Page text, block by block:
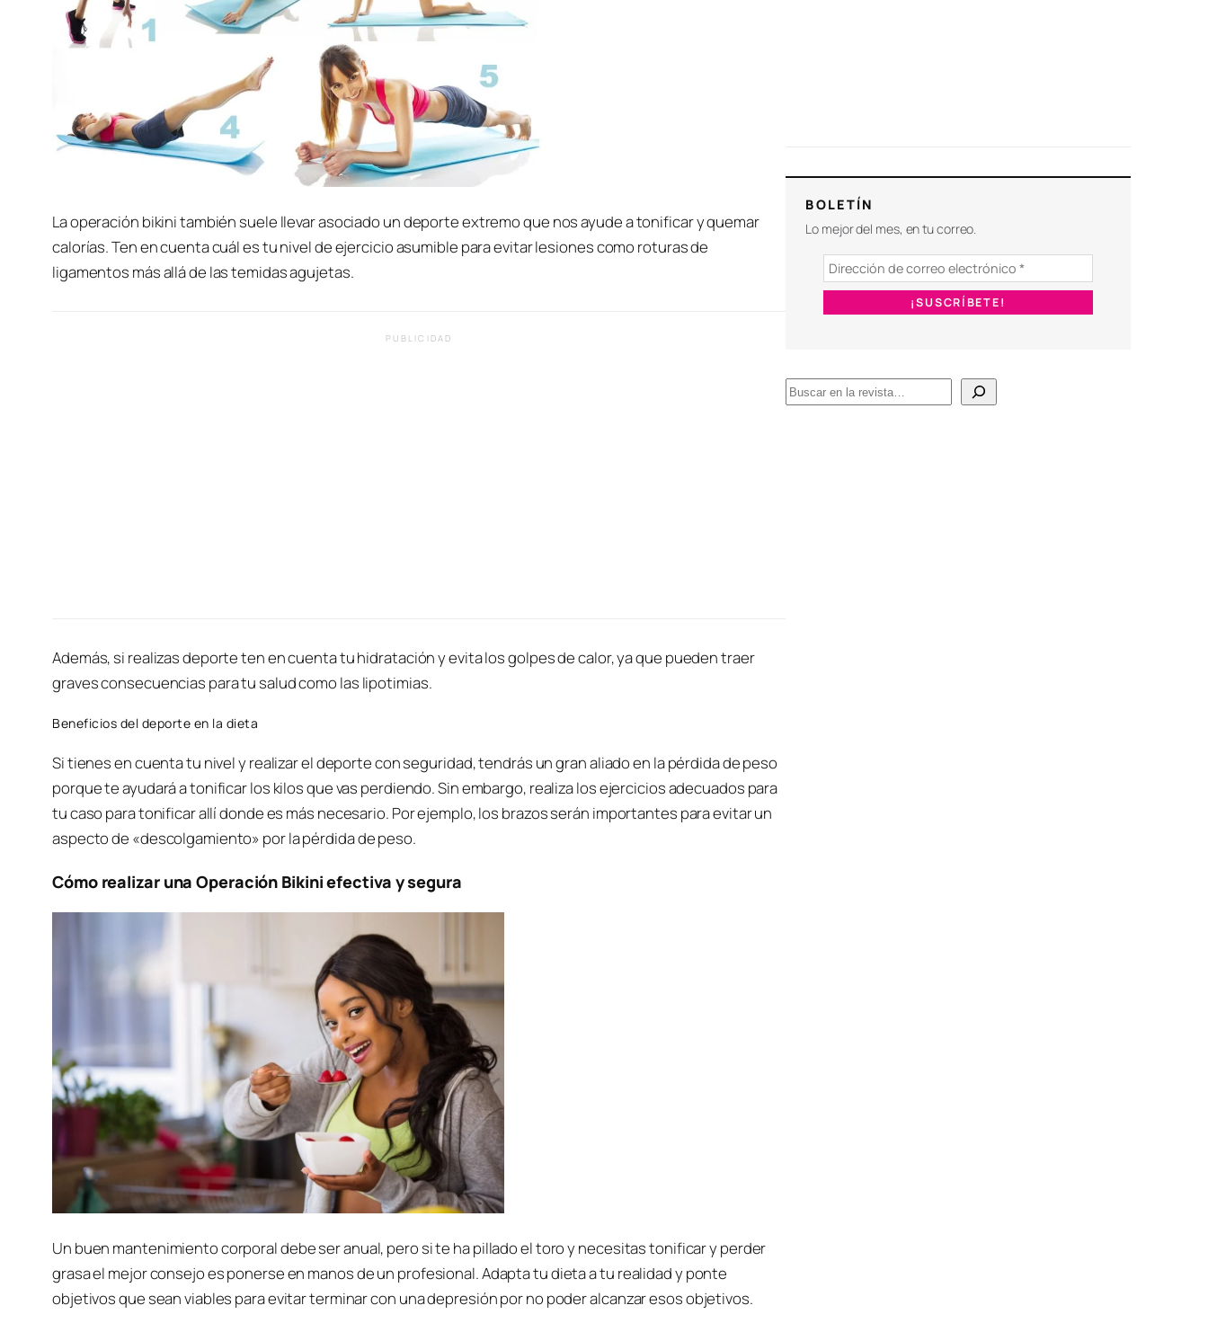
La operación bikini también suele llevar asociado un deporte extremo que nos ayude a tonificar y quemar
calorías. Ten en cuenta cuál es tu nivel de ejercicio asumible para evitar lesiones como roturas de
ligamentos más allá de las temidas agujetas.
PUBLICIDAD
Además, si realizas deporte ten en cuenta tu hidratación y evita los golpes de calor, ya que pueden traer
graves consecuencias para tu salud como las lipotimias.
Beneficios del deporte en la dieta
Si tienes en cuenta tu nivel y realizar el deporte con seguridad, tendrás un gran aliado en la pérdida de peso
porque te ayudará a tonificar los kilos que vas perdiendo. Sin embargo, realiza los ejercicios adecuados para
tu caso para tonificar allí donde es más necesario. Por ejemplo, los brazos serán importantes para evitar un
aspecto de «descolgamiento» por la pérdida de peso.
Cómo realizar una Operación Bikini efectiva y segura
Un buen mantenimiento corporal debe ser anual, pero si te ha pillado el toro y necesitas tonificar y perder
grasa el mejor consejo es ponerse en manos de un profesional. Adapta tu dieta a tu realidad y ponte
objetivos que sean viables para evitar terminar con una depresión por no poder alcanzar esos objetivos.
BOLETÍN
Lo mejor del mes, en tu correo.
B